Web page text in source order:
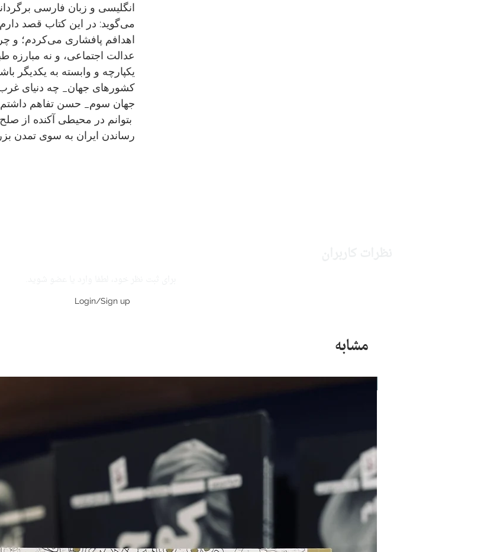
انگلیسی و زبان فارسی
می‌گوید: در این کتاب قصد
اهدافم پافشاری می‌کردم؛ و
عدالت اجتماعی، و نه مبارزه
یکپارچه و وابسته به یکدیگر
کشورهای جهان_ چه دنیای
جهان سوم_ حسن تفاهم
رساندن ایران به سوی تمدن
Login/Sign up
مشابه